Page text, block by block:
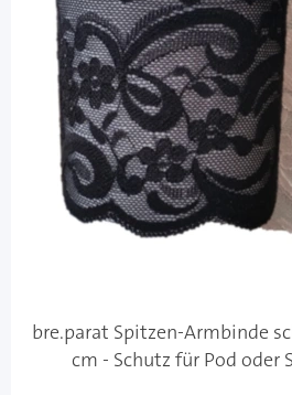
bre.parat Spitzen-Armbinde
cm - Schutz für Pod oder